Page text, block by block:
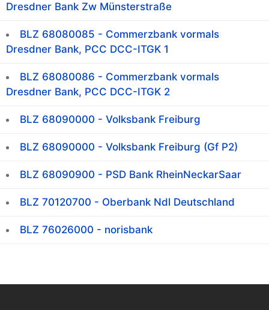
Dresdner Bank Zw Münsterstraße
BLZ 68080085 - Commerzbank vormals
Dresdner Bank, PCC DCC-ITGK 1
BLZ 68080086 - Commerzbank vormals
Dresdner Bank, PCC DCC-ITGK 2
BLZ 68090000 - Volksbank Freiburg
BLZ 68090000 - Volksbank Freiburg (Gf P2)
BLZ 68090900 - PSD Bank RheinNeckarSaar
BLZ 70120700 - Oberbank Ndl Deutschland
BLZ 76026000 - norisbank